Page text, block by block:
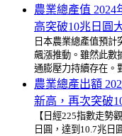
農業總產值 2024
高突破10兆日圓
日本農業總產值預計
飆漲推動。雖然此數
通膨壓力持續存在。
農業總產出額
新高，再次突破
【日經225指數走勢
日圓，達到10.7兆日